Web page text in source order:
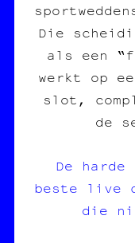
Die
als een
werkt op
slot,
de
De
beste live
die